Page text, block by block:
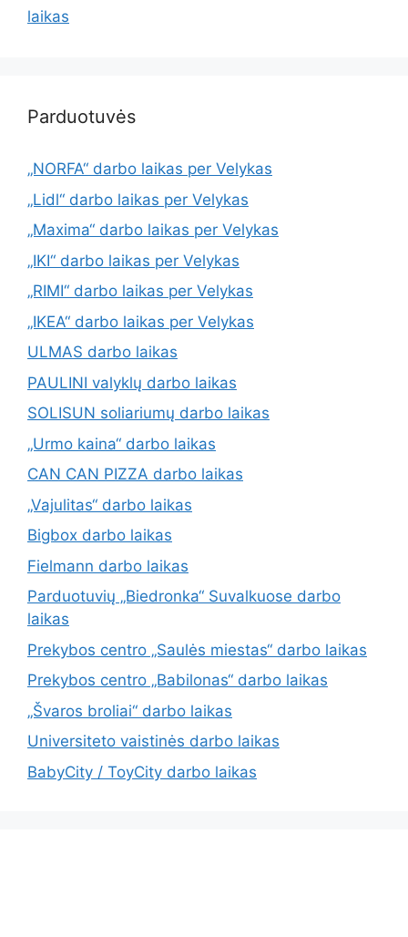
laikas
Parduotuvės
„NORFA“ darbo laikas per Velykas
„Lidl“ darbo laikas per Velykas
„Maxima“ darbo laikas per Velykas
„IKI“ darbo laikas per Velykas
„RIMI“ darbo laikas per Velykas
„IKEA“ darbo laikas per Velykas
ULMAS darbo laikas
PAULINI valyklų darbo laikas
SOLISUN soliariumų darbo laikas
„Urmo kaina“ darbo laikas
CAN CAN PIZZA darbo laikas
„Vajulitas“ darbo laikas
Bigbox darbo laikas
Fielmann darbo laikas
Parduotuvių „Biedronka“ Suvalkuose darbo
laikas
Prekybos centro „Saulės miestas“ darbo laikas
Prekybos centro „Babilonas“ darbo laikas
„Švaros broliai“ darbo laikas
Universiteto vaistinės darbo laikas
BabyCity / ToyCity darbo laikas